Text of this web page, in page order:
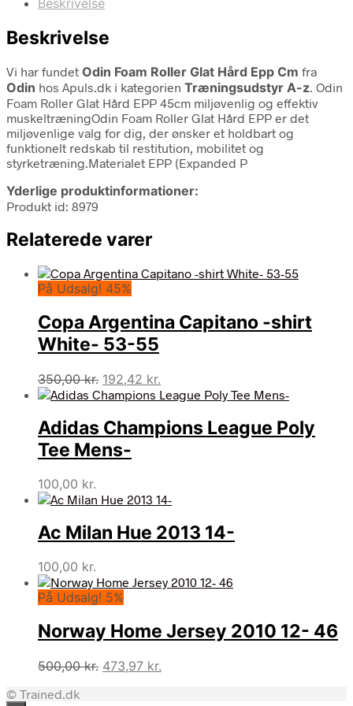
Beskrivelse
Beskrivelse
Vi har fundet Odin Foam Roller Glat Hård Epp Cm fra
Odin hos Apuls.dk i kategorien Træningsudstyr A-z. Odin
Foam Roller Glat Hård EPP 45cm miljøvenlig og effektiv
muskeltræningOdin Foam Roller Glat Hård EPP er det
miljøvenlige valg for dig, der ønsker et holdbart og
funktionelt redskab til restitution, mobilitet og
styrketræning.Materialet EPP (Expanded P
Yderlige produktinformationer:
Produkt id: 8979
Relaterede varer
På Udsalg! 45%
Copa Argentina Capitano -shirt
White- 53-55
350,00kr. Den
oprindelige
var:
350,00 kr..
192,42 kr.
aktuelle
er:
192,42 kr..
Adidas Champions League Poly
Tee Mens-
100,00 kr.
Ac Milan Hue 2013 14-
100,00 kr.
På Udsalg! 5%
Norway Home Jersey 2010 12- 46
500,00kr. Den
473,97 kr.
© Trained.dk